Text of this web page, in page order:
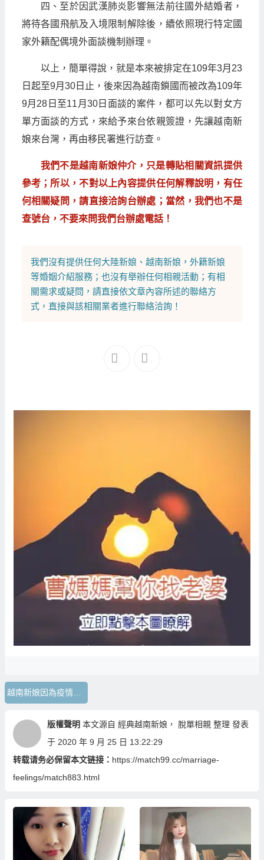
四、至於因武漢肺炎影響無法前往國外結婚者，
將待各國飛航及入境限制解除後，續依照現行特定國
家外籍配偶境外面談機制辦理。
以上，簡單得說，就是本來被排定在109年3月23
日起至9月30日止，後來因為越南鎖國而被改為109年
9月28日至11月30日面談的案件，都可以先以對女方
單方面談的方式，來給予來台依親簽證，先讓越南新
娘來台灣，再由移民署進行訪查。
我們不是越南新娘仲介，只是轉貼相關資訊提供
參考；所以，不對以上內容提供任何解釋說明，有任
何相關疑問，請直接洽詢台辦處；當然，我們也不是
查號台，不要來問我們台辦處電話！
我們沒有提供任何大陸新娘 、 越南新娘 ， 外籍新娘
等婚姻介紹服務；也沒有舉辦任何相親活動；有相
關需求或疑問，請直接依文章內容所述的聯絡方
式，直接與該相關業者進行聯絡洽詢！
越南新娘因為疫情不能面談不能來台灣
版權聲明 本文源自 經典越南新娘 ， 脫單相親 整理 發表
于 2020 年 9 月 25 日 13:22:29
转载请务必保留本文链接： https://match99.cc/marriage-
feelings/match883.html